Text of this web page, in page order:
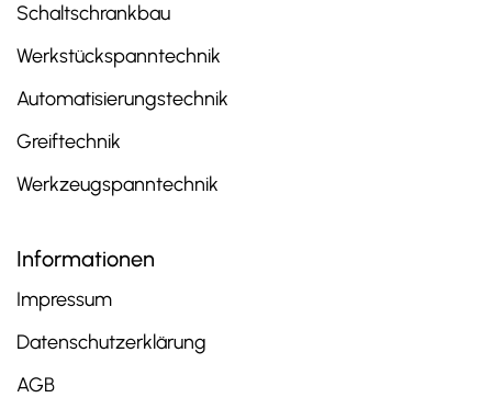
Schaltschrankbau
Werkstückspanntechnik
Automatisierungstechnik
Greiftechnik
Werkzeugspanntechnik
Informationen
Impressum
Datenschutzerklärung
AGB